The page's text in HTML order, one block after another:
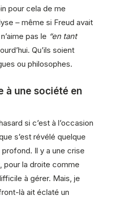
pour cela de me
– même si Freud avait
pas le “en tant
Qu’ils soient
ou philosophes.
à une société en
si c’est à l’occasion
s’est révélé quelque
Il y a une crise
pour la droite comme
à gérer. Mais, je
là ait éclaté un